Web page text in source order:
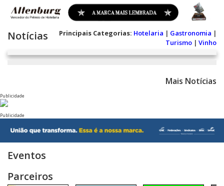
Notícias Principais Categorias: Hotelaria | Gastronomia |
Turismo | Vinho
Mais Notícias
Publicidade
Publicidade
Eventos
Parceiros